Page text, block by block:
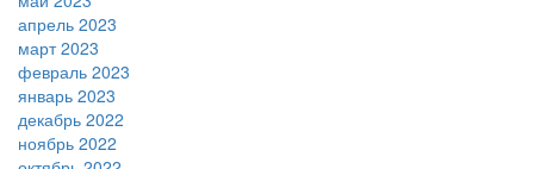
апрель 2023
март 2023
февраль 2023
январь 2023
декабрь 2022
ноябрь 2022